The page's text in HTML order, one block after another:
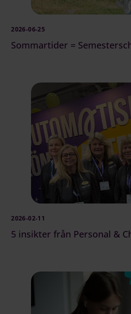
2026-06-25
Sommartider =
2026-02-11
5 insikter från Personal &